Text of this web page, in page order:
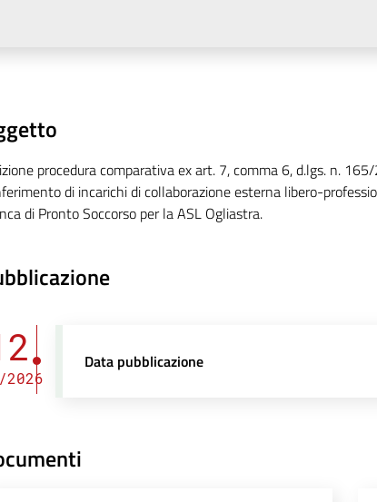
procedura comparativa ex art. 7, comma 6, d.lgs. n.
di incarichi di collaborazione esterna libero-
di Pronto Soccorso per la ASL Ogliastra.
2026
Data pubblicazione